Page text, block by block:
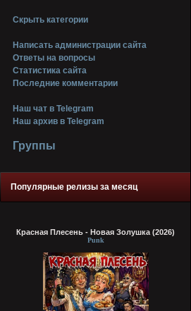
Скрыть категории
Написать администрации сайта
Ответы на вопросы
Статистика сайта
Последние комментарии
Наш чат в Telegram
Наш архив в Telegram
Группы
Популярные релизы за месяц
Красная Плесень - Новая Золушка (2026)
Punk